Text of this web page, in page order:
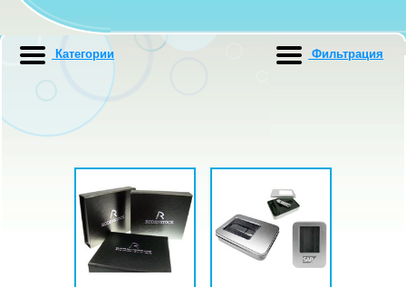
Категории Фильтрация